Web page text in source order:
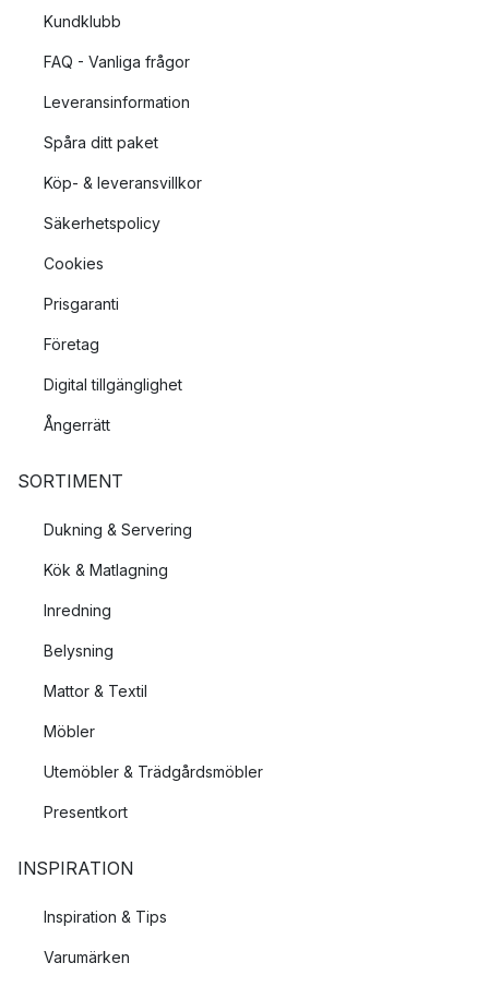
Kundklubb
FAQ - Vanliga frågor
Leveransinformation
Spåra ditt paket
Köp- & leveransvillkor
Säkerhetspolicy
Cookies
Prisgaranti
Företag
Digital tillgänglighet
Ångerrätt
SORTIMENT
Dukning & Servering
Kök & Matlagning
Inredning
Belysning
Mattor & Textil
Möbler
Utemöbler & Trädgårdsmöbler
Presentkort
INSPIRATION
Inspiration & Tips
Varumärken